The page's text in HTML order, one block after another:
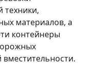
материалов, а
контейнеры
вместительности.